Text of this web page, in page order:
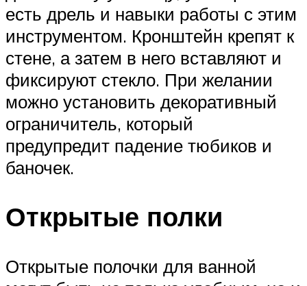
есть дрель и навыки работы с этим
инструментом. Кронштейн крепят к
стене, а затем в него вставляют и
фиксируют стекло. При желании
можно установить декоративный
ограничитель, который
предупредит падение тюбиков и
баночек.
Открытые полки
Открытые полочки для ванной